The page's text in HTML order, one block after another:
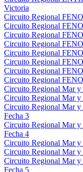
Victoria
Circuito Regional
Circuito Regional
Circuito Regional
Circuito Regional
Circuito Regional
Circuito Regional
Circuito Regional
Circuito Regional
Circuito Regional Mar y
Circuito Regional Mar y
Circuito Regional Mar y
Fecha 3
Circuito Regional Mar y
Fecha 4
Circuito Regional Mar y
Circuito Regional Mar y
Circuito Regional Mar y
Fecha 5